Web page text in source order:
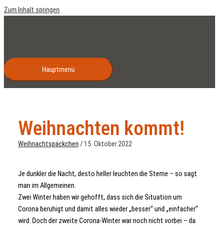
Zum Inhalt springen
Hauptmenü
Weihnachten kommt!
Weihnachtspäckchen /15. Oktober 2022
Je dunkler die Nacht, desto heller leuchten die Sterne – so sagt
man im Allgemeinen.
Zwei Winter haben wir gehofft, dass sich die Situation um
Corona beruhigt und damit alles wieder „besser“ und „einfacher“
wird. Doch der zweite Corona-Winter war noch nicht vorbei – da